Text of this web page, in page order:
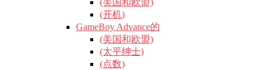
(美国和欧盟)
(开机)
GameBoy Advance的
(美国和欧盟)
(太平绅士)
(点数)